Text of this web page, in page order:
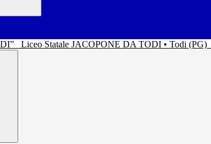
Liceo Statale JACOPONE DA TODI • Todi (PG)